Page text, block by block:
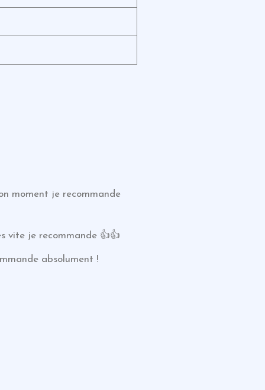
moment je recommande
vite je recommande 👍👍
absolument !